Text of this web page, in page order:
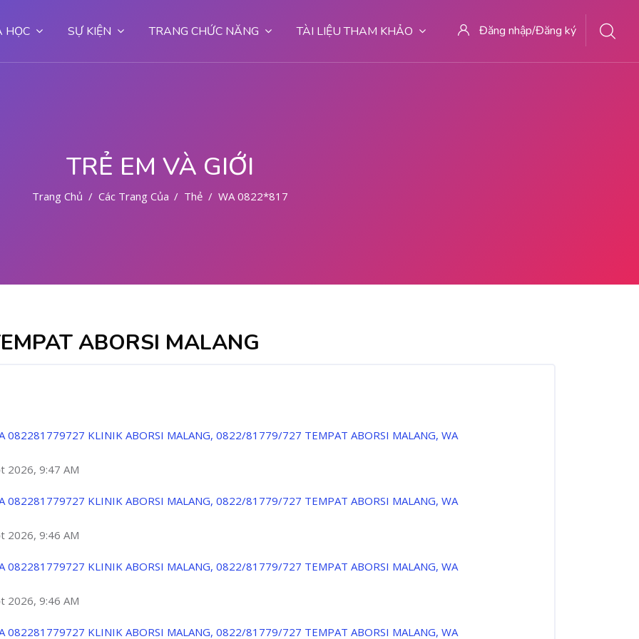
HỌC SỰ KIỆN TRANG CHỨC NĂNG TÀI LIỆU THAM KHẢO Đăng nhập/Đăng ký
TRẺ EM VÀ GIỚI
Trang Chủ Các Trang Của Hệ Thống
Thẻ WA 0822*81779*727 TEMPAT ABORSI MALANG
ABORSI MALANG
082281779727 KLINIK ABORSI MALANG, 0822/81779/727 TEMPAT ABORSI MALANG, WA
2026, 9:47 AM
082281779727 KLINIK ABORSI MALANG, 0822/81779/727 TEMPAT ABORSI MALANG, WA
2026, 9:46 AM
082281779727 KLINIK ABORSI MALANG, 0822/81779/727 TEMPAT ABORSI MALANG, WA
2026, 9:46 AM
082281779727 KLINIK ABORSI MALANG, 0822/81779/727 TEMPAT ABORSI MALANG, WA